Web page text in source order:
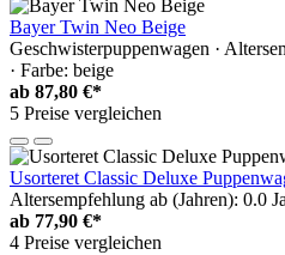
Bayer Twin Neo Beige
Geschwisterpuppenwagen ·
· Farbe: beige
ab 87,80 €*
5 Preise vergleichen
Usorteret Classic Deluxe
Altersempfehlung ab (Jahren): 0.0
ab 77,90 €*
4 Preise vergleichen